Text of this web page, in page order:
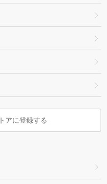
アに登録する